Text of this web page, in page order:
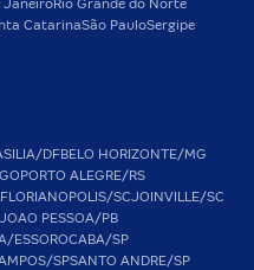
JaneiroRio Grande do Norte
CatarinaSão PauloSergipe
DFBELO HORIZONTE/MG
PORTO ALEGRE/RS
FLORIANOPOLIS/SCJOINVILLE/SC
JOAO PESSOA/PB
ESSOROCABA/SP
SPSANTO ANDRE/SP